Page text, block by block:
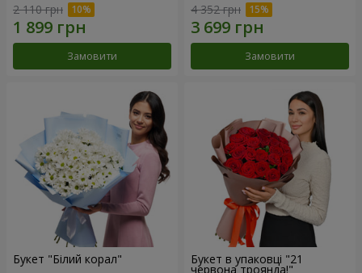
2 110 грн
Замовити
4 352 грн
Замовити
Букет "Білий корал" Букет в упаковці "21
червона троянда!"